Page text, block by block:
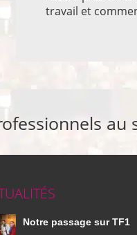
travail et
Notre passage sur TF1